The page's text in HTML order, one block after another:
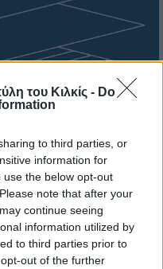
του Κιλκίς - Do
to third parties, or
information for
the below opt-out
note that after your
continue seeing
information utilized by
to third parties prior to
out of the further